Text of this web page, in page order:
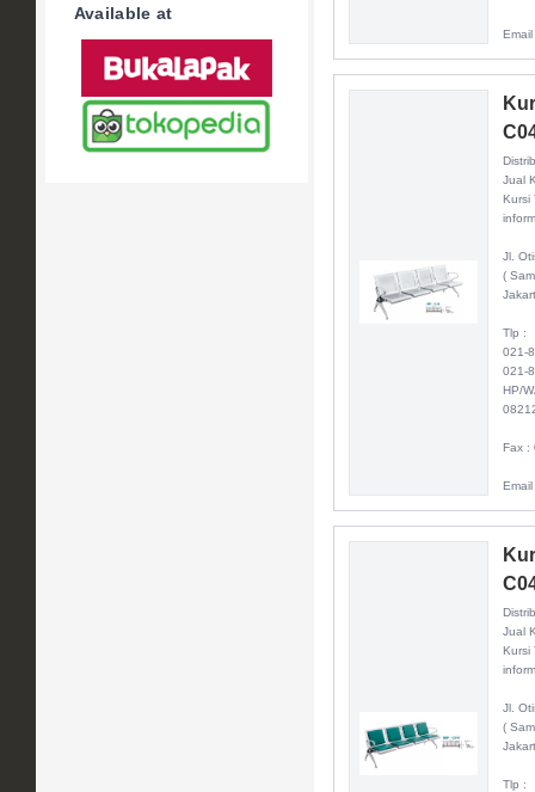
Available at
Jual
Kursi
Jl.
(
Tlp :
021-
021-
HP/
Fax :
Jual
Kursi
Jl.
(
Tlp :